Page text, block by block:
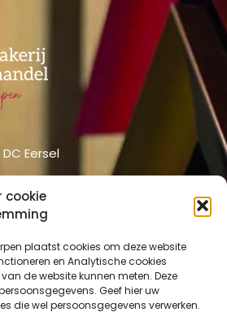
cookie
plaatst cookies om deze website
en Analytische cookies
de website kunnen meten. Deze
Geef hier uw
die wel persoonsgegevens verwerken.
Eersel
Shop
Shop
Mijn account